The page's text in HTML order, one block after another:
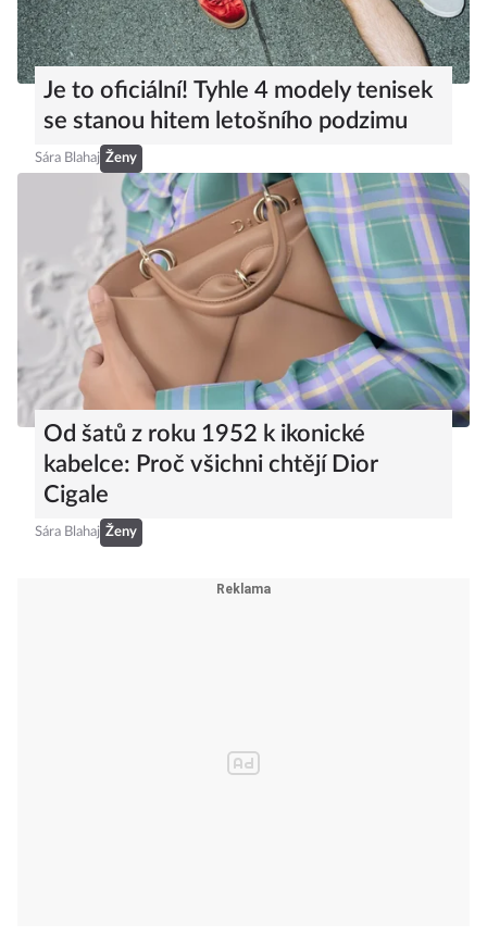
Je to oficiální! Tyhle 4 modely tenisek
se stanou hitem letošního podzimu
Sára Blahaj Ženy
Od šatů z roku 1952 k ikonické
kabelce: Proč všichni chtějí Dior
Cigale
Sára Blahaj Ženy